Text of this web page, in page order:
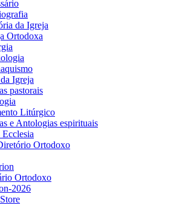
da Igreja
Ortodoxa
Igreja
pastorais
Litúrgico
e Antologias espirituais
Ortodoxo
Ortodoxo
2026